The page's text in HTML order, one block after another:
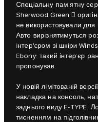
Спеціальну пам’ятну
Sherwood Green 
не використовували для
Авто вирізнятимуться
інтер'єром зі шкіри
Ebony: такий інтер’єр
пропонував.
У новій лімітованій
накладка на консоль,
заднього виду E-TYPE.
тисненням на